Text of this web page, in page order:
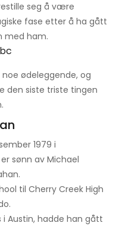
seg å være
fase etter å ha gått
med ham.
ødeleggende, og
den siste triste tingen
1979 i
er sønn av Michael
til Cherry Creek High
i Austin, hadde han gått